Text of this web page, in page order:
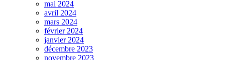
mai 2024
avril 2024
mars 2024
février 2024
janvier 2024
décembre 2023
novembre 2023